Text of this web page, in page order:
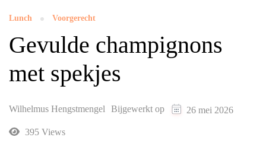
Lunch Voorgerecht
Gevulde champignons
met spekjes
Wilhelmus Hengstmengel Bijgewerkt op 26 mei 2026
395 Views